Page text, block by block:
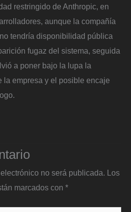
restringido de Anthropic, en
aunque la compañía
tendría disponibilidad pública
fugaz del sistema, seguida
a poner bajo la lupa la
la empresa y el posible encaje
no será publicada.
Los
marcados con *